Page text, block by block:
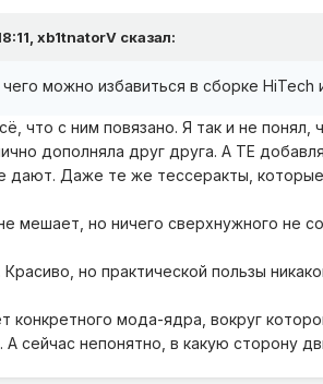
xb1tnatorV сказал:
можно избавиться в сборке HiTech
что с ним повязано. Я так и не
дополняла друг друга. А TE
дают. Даже те же тессеракты,
мешает, но ничего сверхнужного не
Красиво, но практической пользы
конкретного мода-ядра, вокруг
сейчас непонятно, в какую сторону